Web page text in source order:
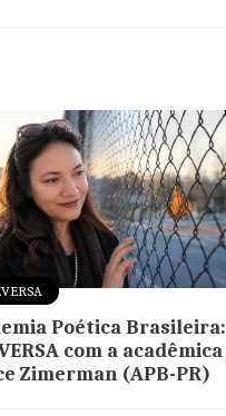
Poética Brasileira:
com a acadêmica
Zimerman (APB-PR)